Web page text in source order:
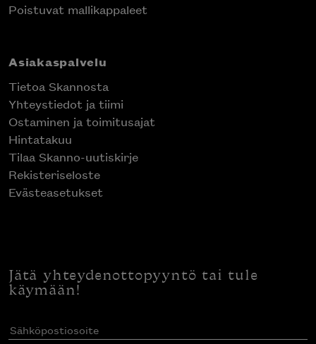
Poistuvat mallikappaleet
Asiakaspalvelu
Tietoa Skannosta
Yhteystiedot ja tiimi
Ostaminen ja toimitusajat
Hintatakuu
Tilaa Skanno-uutiskirje
Rekisteriseloste
Evästeasetukset
Jätä yhteydenottopyyntö tai tule
käymään!
Sähköpostiosoite(Pakollinen)